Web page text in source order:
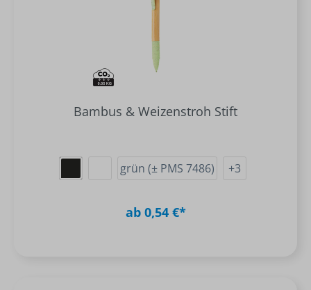
Bambus & Weizenstroh Stift
grün (± PMS 7486) +3
ab 0,54 €*